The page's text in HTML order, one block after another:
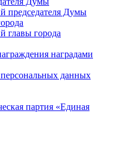
председателя Думы
главы города
наградами
данных
партия «Единая